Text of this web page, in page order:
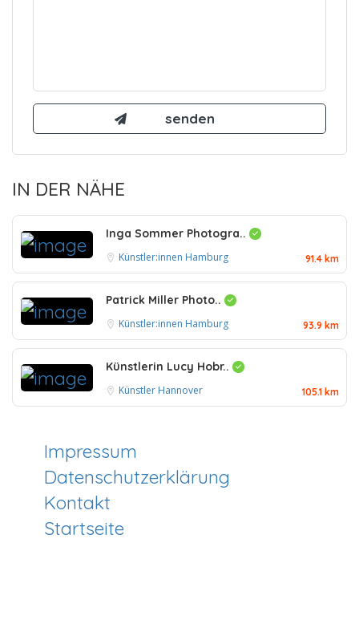
IN DER NÄHE
Inga Sommer Photogra..
Künstler:innen Hamburg 91.4 km
Patrick Miller Photo..
Künstler:innen Hamburg 93.9 km
Künstlerin Lucy Hobr..
Künstler Hannover 105.1 km
Impressum
Datenschutzerklärung
Kontakt
Startseite